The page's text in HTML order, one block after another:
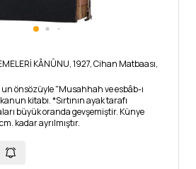
KÂNÛNU, 1927, Cihan Matbaası,
önsözüyle "Musahhah ve esbâb-ı
kitabı. *Sırtının ayak tarafı
büyük oranda gevşemiştir. Künye
kadar ayrılmıştır.